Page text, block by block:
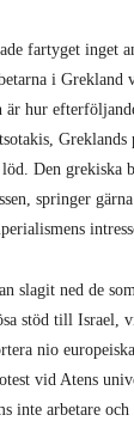
fartyget inget
i Grekland
hur
Greklands
Den grekiska
springer
slagit ned de
stöd till Israel,
nio
vid Atens
inte arbetare